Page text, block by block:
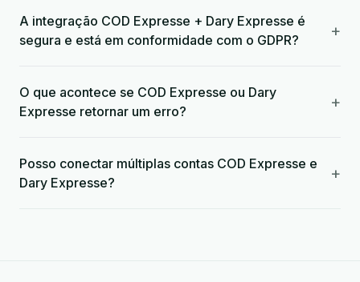
A integração COD Expresse + Dary Expresse é
segura e está em conformidade com o GDPR?
+
O que acontece se COD Expresse ou Dary
Expresse retornar um erro?
+
Posso conectar múltiplas contas COD Expresse e
Dary Expresse?
+